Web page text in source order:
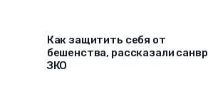
Как защитить себя от
бешенства, рассказали
ЗКО